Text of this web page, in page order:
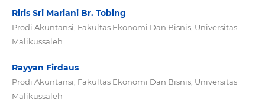
Riris Sri Mariani Br. Tobing
Prodi Akuntansi, Fakultas Ekonomi Dan Bisnis, Universitas
Malikussaleh
Rayyan Firdaus
Prodi Akuntansi, Fakultas Ekonomi Dan Bisnis, Universitas
Malikussaleh